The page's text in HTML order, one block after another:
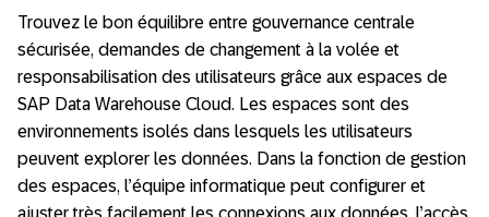
Trouvez le bon équilibre entre gouvernance centrale
sécurisée, demandes de changement à la volée et
responsabilisation des utilisateurs grâce aux espaces de
SAP Data Warehouse Cloud. Les espaces sont des
environnements isolés dans lesquels les utilisateurs
peuvent explorer les données. Dans la fonction de gestion
des espaces, l’équipe informatique peut configurer et
ajuster très facilement les connexions aux données, l’accès